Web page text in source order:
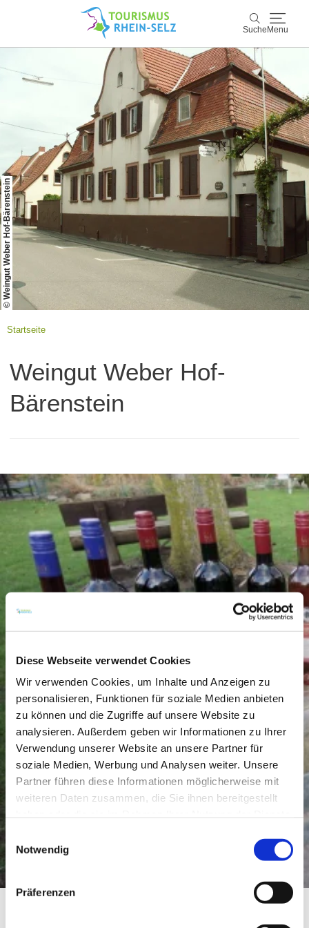
Diese Webseite verwendet Cookies
Wir verwenden Cookies, um Inhalte und Anzeigen zu
personalisieren, Funktionen für soziale Medien anbieten
zu können und die Zugriffe auf unsere Website zu
analysieren. Außerdem geben wir Informationen zu Ihrer
Verwendung unserer Website an unsere Partner für
soziale Medien, Werbung und Analysen weiter. Unsere
Partner führen diese Informationen möglicherweise mit
weiteren Daten zusammen, die Sie ihnen bereitgestellt
Notwendig
Präferenzen
Suche Menu
Suche
Rhein-Selz
Entdecken & Erleben
Wein & Genuss
Kultur & Events
Buchen & Service
© Weingut Weber Hof-Bärenstein
Startseite
Weingut Weber Hof-
Bärenstein
Das historische Weingut Weber Hof-Bärenstein schlägt Wurzeln bis ins Jahr 1731! Bereits in 6.